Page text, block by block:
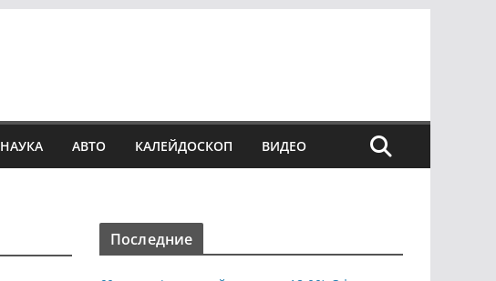
НАУКА АВТО КАЛЕЙДОСКОП ВИДЕО
Последние